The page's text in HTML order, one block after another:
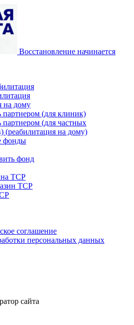
Восстановление начинается
на дому
партнером (для клиник)
партнером (для частных
(реабилитация на дому)
фонды
фонд
ТСР
ТСР
соглашение
персональных данных
сайта